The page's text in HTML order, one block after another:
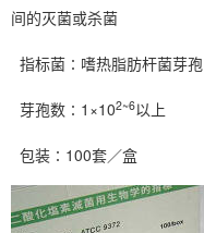
间的灭菌或杀菌
指标菌∶嗜热脂肪杆菌芽孢
芽孢数∶1×102~6以上
包装∶100套／盒